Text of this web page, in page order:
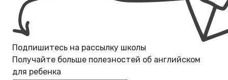
Подпишитесь на рассылку школы
Получайте больше полезностей об английском
для ребенка